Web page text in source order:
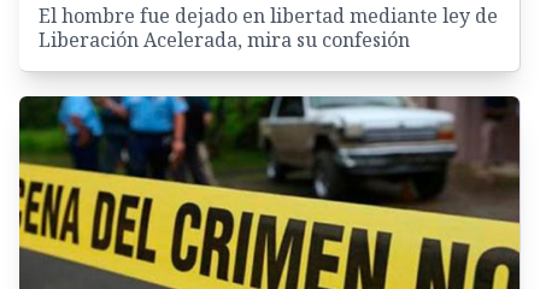
El hombre fue dejado en libertad mediante ley de
Liberación Acelerada, mira su confesión